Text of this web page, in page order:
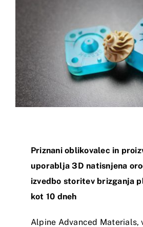
Priznani oblikovalec in
uporablja 3D natisnjena
izvedbo storitev brizganja
kot 10 dneh
Alpine Advanced Materials,